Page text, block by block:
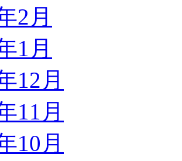
2月
1月
12月
11月
10月